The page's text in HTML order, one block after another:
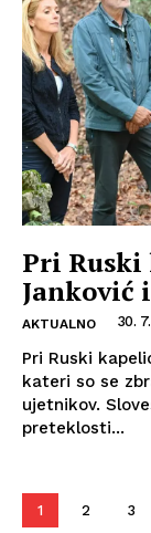
Pri
Janković
AKTUALNO 30.
Pri Ruski
kateri so se
ujetnikov.
preteklosti...
1 2 3